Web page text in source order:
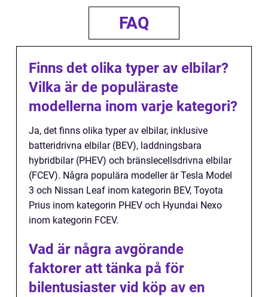
FAQ
Finns det olika typer av elbilar?
Vilka är de populäraste
modellerna inom varje kategori?
Ja, det finns olika typer av elbilar, inklusive
batteridrivna elbilar (BEV), laddningsbara
hybridbilar (PHEV) och bränslecellsdrivna elbilar
(FCEV). Några populära modeller är Tesla Model
3 och Nissan Leaf inom kategorin BEV, Toyota
Prius inom kategorin PHEV och Hyundai Nexo
inom kategorin FCEV.
Vad är några avgörande
faktorer att tänka på för
bilentusiaster vid köp av en